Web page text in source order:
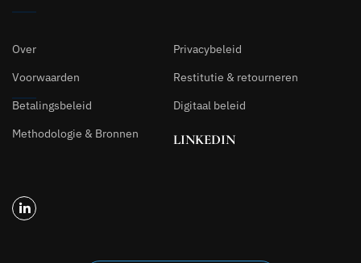
Over
Privacybeleid
Voorwaarden
Restitutie & retourneren
Betalingsbeleid
Digitaal beleid
Methodologie & Bronnen
LINKEDIN